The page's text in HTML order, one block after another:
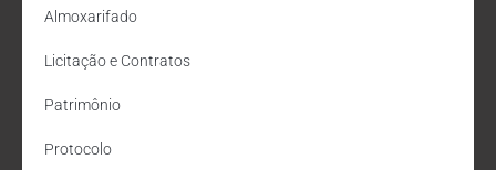
Almoxarifado
Licitação e Contratos
Patrimônio
Protocolo